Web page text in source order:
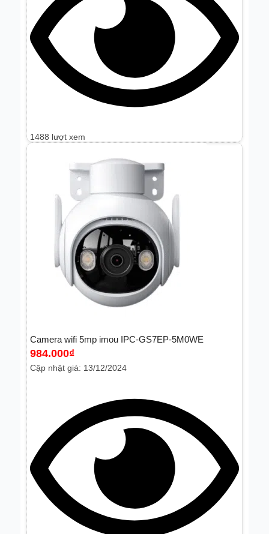
1488 lượt xem
Camera wifi 5mp imou IPC-GS7EP-5M0WE
984.000₫
Cập nhật giá: 13/12/2024